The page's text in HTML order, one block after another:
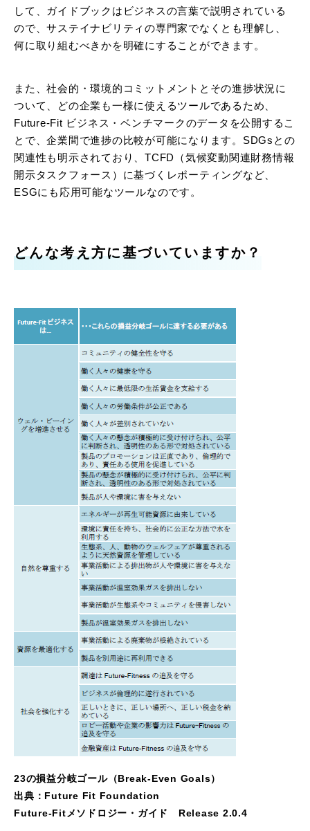
して、ガイドブックはビジネスの言葉で説明されている
ので、サステイナビリティの専門家でなくとも理解し、
何に取り組むべきかを明確にすることができます。
また、社会的・環境的コミットメントとその進捗状況に
ついて、どの企業も一様に使えるツールであるため、
Future-Fit ビジネス・ベンチマークのデータを公開するこ
とで、企業間で進捗の比較が可能になります。SDGsとの
関連性も明示されており、TCFD（気候変動関連財務情報
開示タスクフォース）に基づくレポーティングなど、
ESGにも応用可能なツールなのです。
どんな考え方に基づいていますか？
23の損益分岐ゴール（Break-Even Goals）
出典：Future Fit Foundation
Future-Fitメソドロジー・ガイド Release 2.0.4